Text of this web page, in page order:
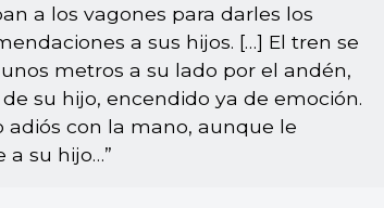
a los vagones para darles los
a sus hijos. […] El tren se
metros a su lado por el andén,
su hijo, encendido ya de emoción.
adiós con la mano, aunque le
a su hijo…”